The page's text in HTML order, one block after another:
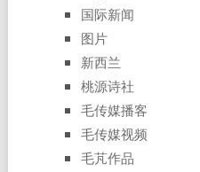
国际新闻
图片
新西兰
桃源诗社
毛传媒播客
毛传媒视频
毛芃作品